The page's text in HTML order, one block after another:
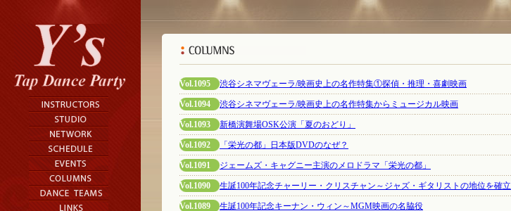
Vol.1095 渋谷シネマヴェーラ/映画史上の名作特集①探偵・推理・喜劇映画
Vol.1094 渋谷シネマヴェーラ/映画史上の名作特集からミュージカル映画
Vol.1093 新橋演舞場OSK公演「夏のおどり」
Vol.1092 「栄光の都」日本版DVDのなぜ？
Vol.1091 ジェームズ・キャグニー主演のメロドラマ「栄光の都」
Vol.1090 生誕100年記念チャーリー・クリスチャン～ジャズ・ギタリストの地位を確立
Vol.1089 生誕100年記念キーナン・ウィン～MGM映画の名脇役